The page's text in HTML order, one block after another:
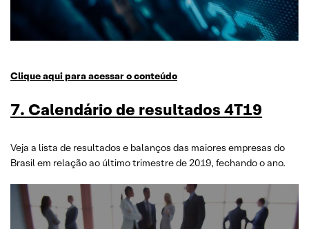
Clique aqui para acessar o conteúdo
7. Calendário de resultados 4T19
Veja a lista de resultados e balanços das maiores empresas do
Brasil em relação ao último trimestre de 2019, fechando o ano.